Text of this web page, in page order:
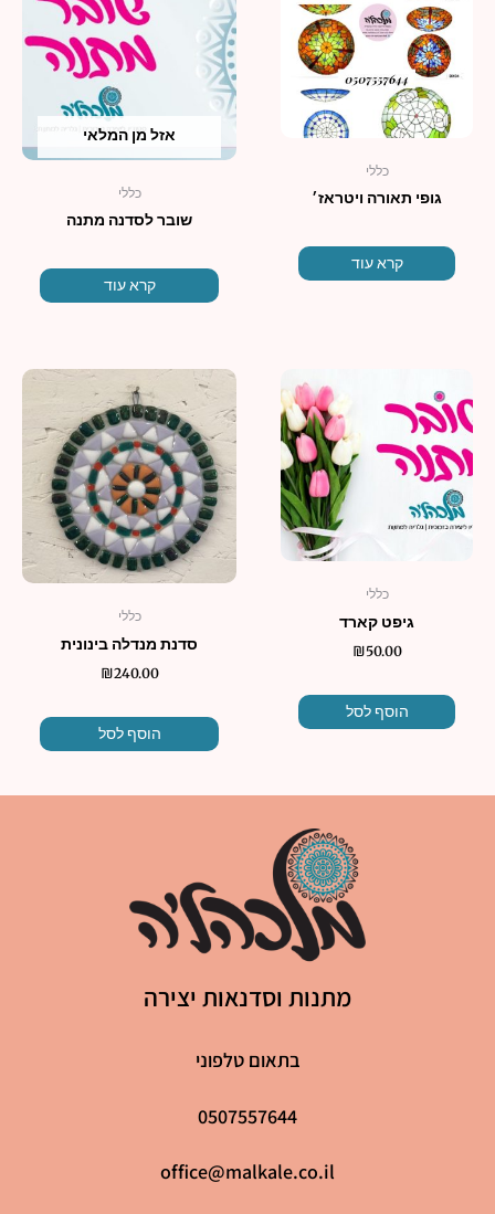
כללי
גופי תאורה ויטראז׳
קרא עוד
אזל מן המלאי
כללי
שובר לסדנה מתנה
קרא עוד
כללי
גיפט קארד
₪50.00
הוסף לסל
כללי
סדנת מנדלה בינונית
₪240.00
הוסף לסל
מתנות וסדנאות יצירה
בתאום טלפוני
0507557644
office@malkale.co.il